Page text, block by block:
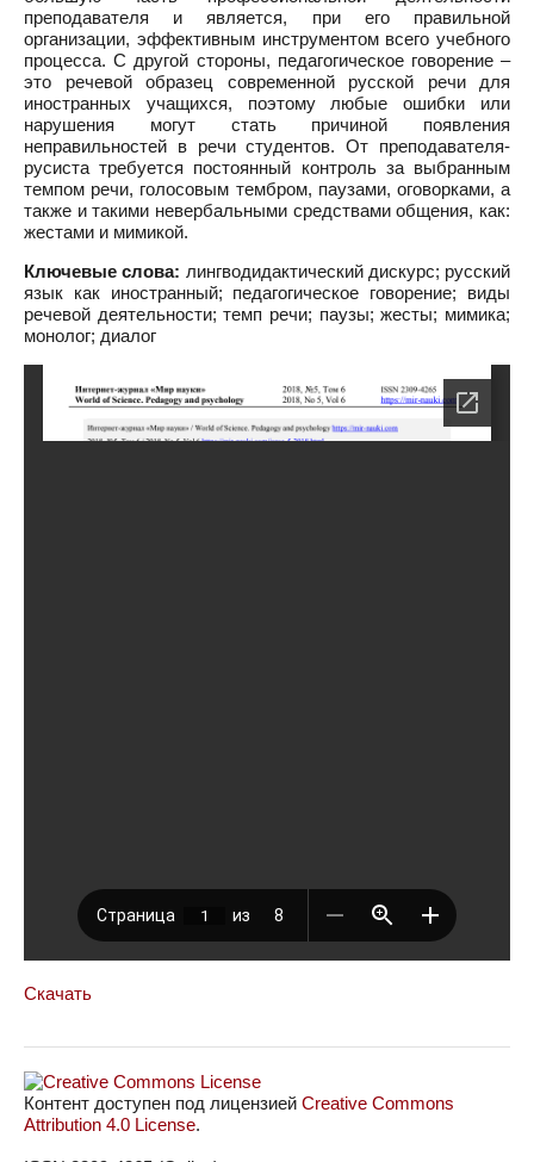
преподавателя и является, при его правильной
организации, эффективным инструментом всего учебного
процесса. С другой стороны, педагогическое говорение –
это речевой образец современной русской речи для
иностранных учащихся, поэтому любые ошибки или
нарушения могут стать причиной появления
неправильностей в речи студентов. От преподавателя-
русиста требуется постоянный контроль за выбранным
темпом речи, голосовым тембром, паузами, оговорками, а
также и такими невербальными средствами общения, как:
жестами и мимикой.
Ключевые слова: лингводидактический дискурс; русский
язык как иностранный; педагогическое говорение; виды
речевой деятельности; темп речи; паузы; жесты; мимика;
монолог; диалог
Скачать
Контент доступен под лицензией Creative Commons
Attribution 4.0 License.